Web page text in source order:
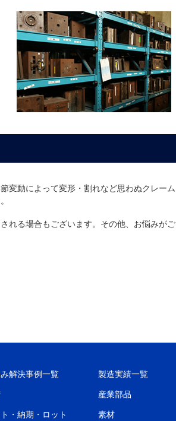
変動によって変形・割れなど思わぬクレーム
れる場合もございます。その他、お悩みがご
解決事例一覧
・納期・ロット
製造実績一覧
産業部品
素材